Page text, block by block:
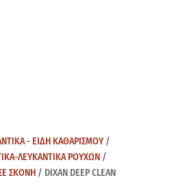
- ΕΙΔΗ ΚΑΘΑΡΙΣΜΟΥ/
ΛΕΥΚΑΝΤΙΚΑ ΡΟΥΧΩΝ/
ΣΚΟΝΗ/ DIXAN DEEP CLEAN